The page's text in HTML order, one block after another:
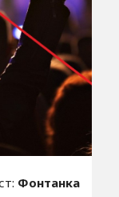
Фонтанка